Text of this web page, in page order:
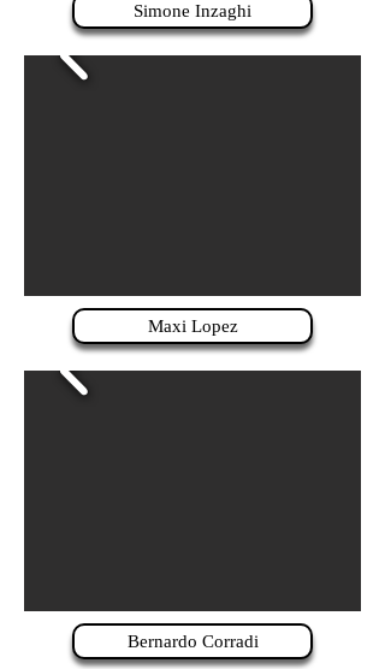
Simone Inzaghi
Maxi Lopez
Bernardo Corradi